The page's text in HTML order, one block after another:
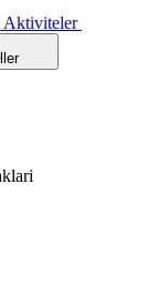
Aktiviteler